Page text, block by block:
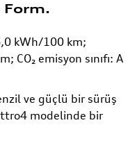
Form.
kWh/100 km;
CO₂ emisyon sınıfı: A
ve güçlü bir sürüş
modelinde bir